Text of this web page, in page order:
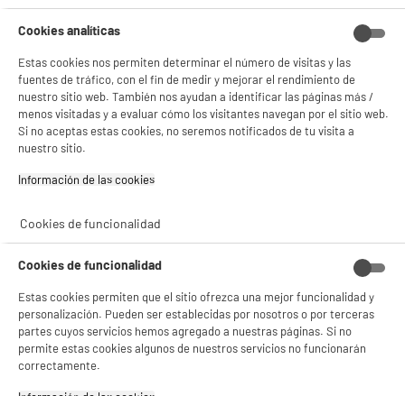
NO SOLO TENEMOS LOS MEJORES PRECIOS
101.669 opiniones
autentificadas por
ELECTRO DEPOT
★★★★★
★★★★★
4,26
PAGO SEGURO GARANTÍAS
SERVICIO POST VENTA ATENCIÓN AL CLIENTE
5 TIENDAS A TU SERVICIO
Cookies analíticas
Estas cookies nos permiten determinar el número de visitas y las
fuentes de tráfico, con el fin de medir y mejorar el rendimiento de
nuestro sitio web. También nos ayudan a identificar las páginas más /
menos visitadas y a evaluar cómo los visitantes navegan por el sitio web.
Si no aceptas estas cookies, no seremos notificados de tu visita a
nuestro sitio.
Información de las cookies‎
Cookies de funcionalidad
Cookies de funcionalidad
Estas cookies permiten que el sitio ofrezca una mejor funcionalidad y
personalización. Pueden ser establecidas por nosotros o por terceras
partes cuyos servicios hemos agregado a nuestras páginas. Si no
permite estas cookies algunos de nuestros servicios no funcionarán
correctamente.